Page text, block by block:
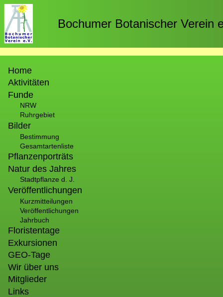
Direkt
zum
Inhalt
Bochumer Botanischer Verein
Home
Aktivitäten
Funde
NRW
Ruhrgebiet
Bilder
Bestimmung
Gesamtartenliste
Pflanzenporträts
Natur des Jahres
Stadtpflanze d. J.
Veröffentlichungen
Kurzmitteilungen
Veröffentlichungen
Jahrbuch
Floristentage
Exkursionen
GEO-Tage
Wir über uns
Mitglieder
Links